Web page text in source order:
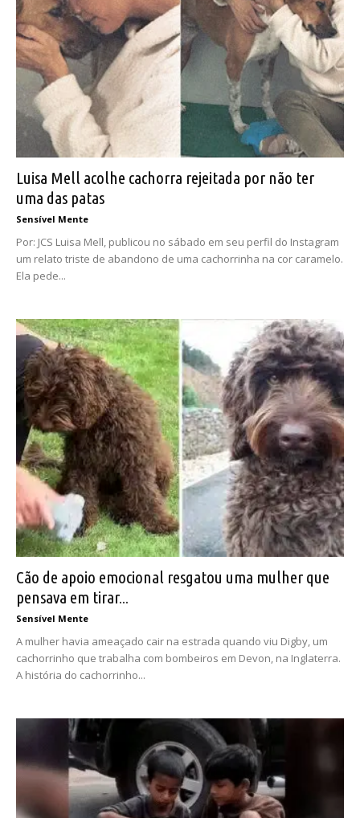
Luisa Mell acolhe cachorra rejeitada por não ter
uma das patas
Sensível Mente
Por: JCS Luisa Mell, publicou no sábado em seu perfil do Instagram
um relato triste de abandono de uma cachorrinha na cor caramelo.
Ela pede...
Cão de apoio emocional resgatou uma mulher que
pensava em tirar...
Sensível Mente
A mulher havia ameaçado cair na estrada quando viu Digby, um
cachorrinho que trabalha com bombeiros em Devon, na Inglaterra.
A história do cachorrinho...